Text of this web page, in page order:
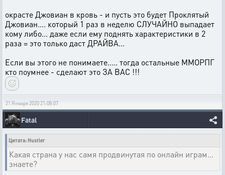
окрасте Джовиан в кровь - и пусть это будет Проклятый
Джовиан.... который 1 раз в неделю СЛУЧАЙНО выпадает
кому либо... даже если ему поднять характеристики в 2
раза = это только даст ДРАЙВА...
Если вы этого не понимаете..... тогда остальные ММОРПГ
кто поумнее - сделают это ЗА ВАС !!!
21 Января 2020 21:08:07
Fatal
Цитата: Hustler
Какая страна у нас самя продвинутая по онлайн играм...
знаете?